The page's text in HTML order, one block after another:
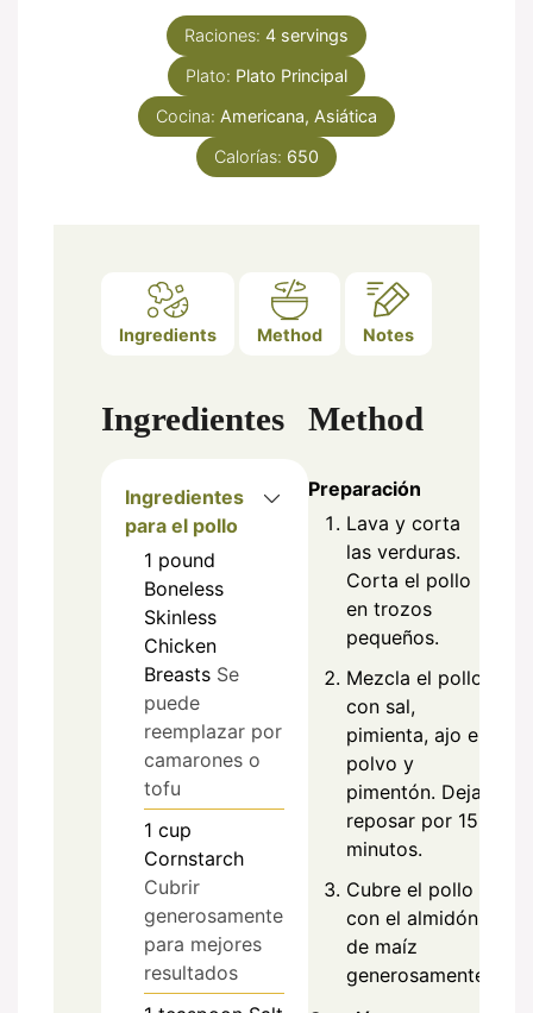
Raciones: 4 servings
Plato: Plato Principal
Cocina: Americana, Asiática
Calorías: 650
Ingredients Method Notes
Ingredientes
Ingredientes
para el pollo
1 pound
Boneless
Skinless
Chicken
Breasts Se
puede
reemplazar por
camarones o
tofu
1 cup
Cornstarch
Cubrir
generosamente
para mejores
resultados
Method
Preparación
Lava y corta
las verduras.
Corta el pollo
en trozos
pequeños.
Mezcla el pollo
con sal,
pimienta, ajo en
polvo y
pimentón. Deja
reposar por 15
minutos.
Cubre el pollo
con el almidón
de maíz
generosamente.